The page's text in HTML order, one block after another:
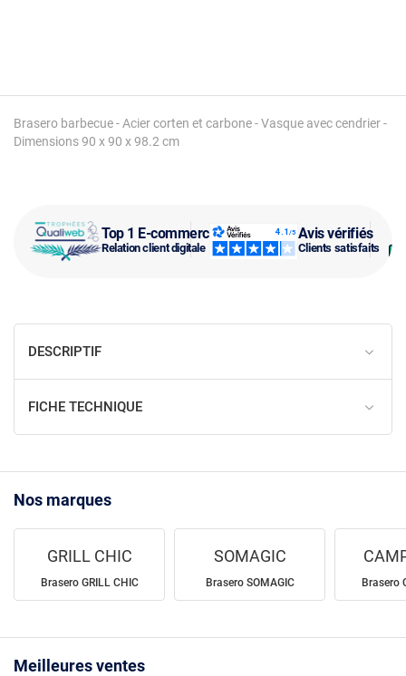
Top 1 E-commerce
Relation client digitale
Avis vérifiés
Clients satisfaits
Brasero barbecue - Acier corten et carbone - Vasque avec cendrier -
Dimensions 90 x 90 x 98.2 cm
DESCRIPTIF
FICHE TECHNIQUE
Nos marques
GRILL CHIC
Brasero GRILL CHIC
SOMAGIC
Brasero SOMAGIC Brasero
Meilleures ventes